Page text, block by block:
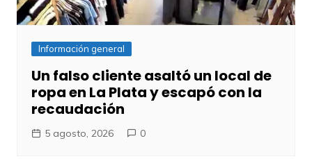
Información general
Un falso cliente asaltó un local de
ropa en La Plata y escapó con la
recaudación
5 agosto, 2026 0